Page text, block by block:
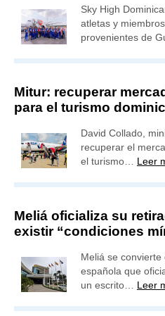
Sky High
atletas y
provenientes de
Mitur: recuperar
para el turismo
David Collado,
recuperar el
el turismo… Leer
Meliá oficializa su
existir “condiciones
Meliá se
española que
un escrito… Leer